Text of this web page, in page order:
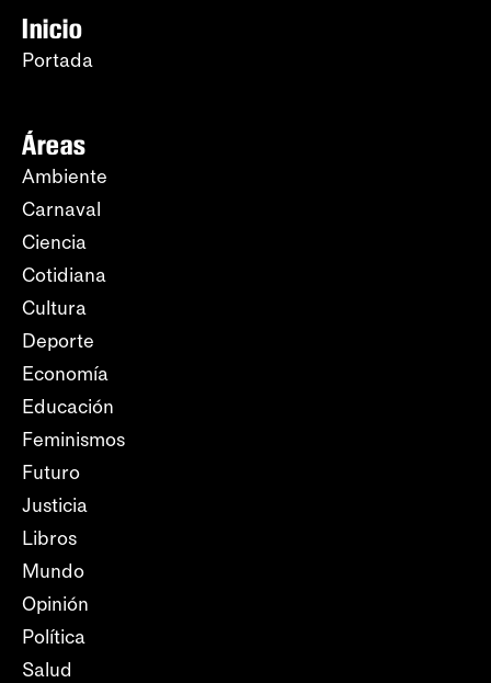
Inicio
Portada
Áreas
Ambiente
Carnaval
Ciencia
Cotidiana
Cultura
Deporte
Economía
Educación
Feminismos
Futuro
Justicia
Libros
Mundo
Opinión
Política
Salud